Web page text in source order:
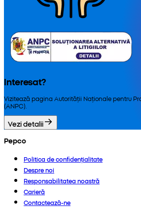
Interesat?
Vizitează pagina Autorității Naționale pentru
(ANPC).
Vezi detalii
Pepco
Politica de confidențialitate
Despre noi
Responsabilitatea noastră
Carieră
Contactează-ne